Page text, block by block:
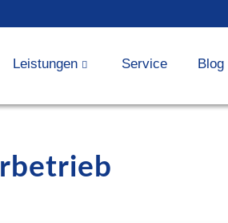
Leistungen Service Blog